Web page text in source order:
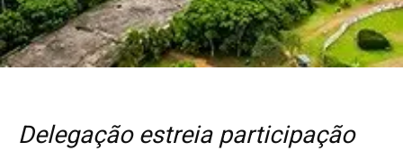
Delegação estreia participação